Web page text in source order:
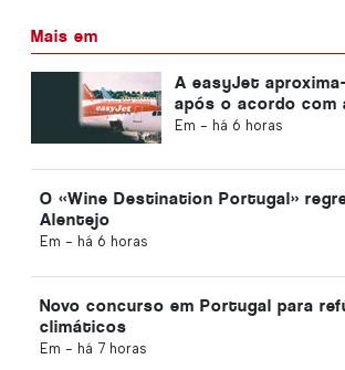
Mais em
A easyJet
após o acordo com
Em - há 6 horas
O «Wine Destination Portugal»
Alentejo
Em - há 6 horas
Novo concurso em Portugal para
climáticos
Em - há 7 horas